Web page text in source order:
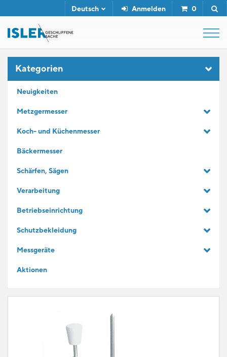
Anmelden 0
Deutsch
SERVICE
Kategorien
Neuigkeiten
Metzgermesser
Koch- und Küchenmesser
Bäckermesser
Schärfen, Sägen
Verarbeitung
Betriebseinrichtung
Schutzbekleidung
Messgeräte
Aktionen